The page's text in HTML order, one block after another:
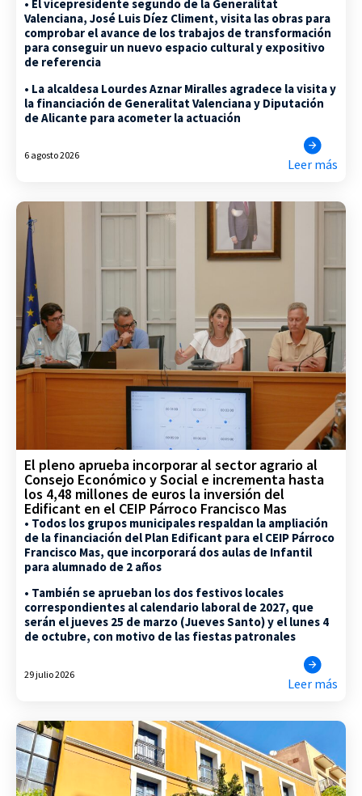
• El vicepresidente segundo de la Generalitat
Valenciana, José Luis Díez Climent, visita las obras para
comprobar el avance de los trabajos de transformación
para conseguir un nuevo espacio cultural y expositivo
de referencia
• La alcaldesa Lourdes Aznar Miralles agradece la visita y
la financiación de Generalitat Valenciana y Diputación
de Alicante para acometer la actuación
6 agosto 2026
Leer más
El pleno aprueba incorporar al sector agrario al
Consejo Económico y Social e incrementa hasta
los 4,48 millones de euros la inversión del
Edificant en el CEIP Párroco Francisco Mas
• Todos los grupos municipales respaldan la ampliación
de la financiación del Plan Edificant para el CEIP Párroco
Francisco Mas, que incorporará dos aulas de Infantil
para alumnado de 2 años
• También se aprueban los dos festivos locales
correspondientes al calendario laboral de 2027, que
serán el jueves 25 de marzo (Jueves Santo) y el lunes 4
de octubre, con motivo de las fiestas patronales
29 julio 2026
Leer más